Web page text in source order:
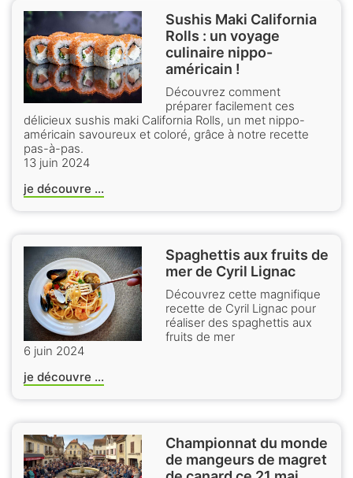
Sushis Maki California
Rolls : un voyage
culinaire nippo-
américain !
Découvrez comment
préparer facilement ces
délicieux sushis maki California Rolls, un met nippo-
américain savoureux et coloré, grâce à notre recette
pas-à-pas.
13 juin 2024
je découvre ...
Spaghettis aux fruits de
mer de Cyril Lignac
Découvrez cette magnifique
recette de Cyril Lignac pour
réaliser des spaghettis aux
fruits de mer
6 juin 2024
je découvre ...
Championnat du monde
de mangeurs de magret